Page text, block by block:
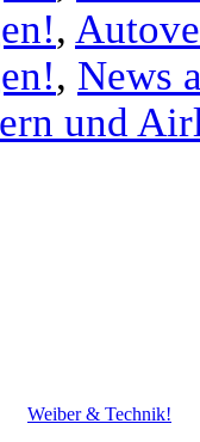
,
, News
und
Weiber & Technik!